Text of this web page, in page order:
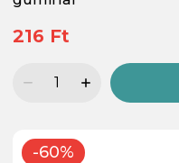
216 Ft
-60%